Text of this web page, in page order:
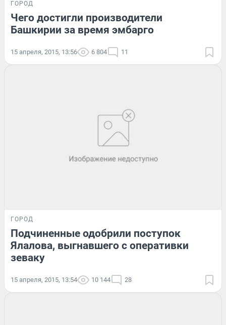
ГОРОД
Чего достигли производители
Башкирии за время эмбарго
15 апреля, 2015, 13:56 6 804 11
ГОРОД
Подчиненные одобрили поступок
Ялалова, выгнавшего с оперативки
зеваку
15 апреля, 2015, 13:54 10 144 28